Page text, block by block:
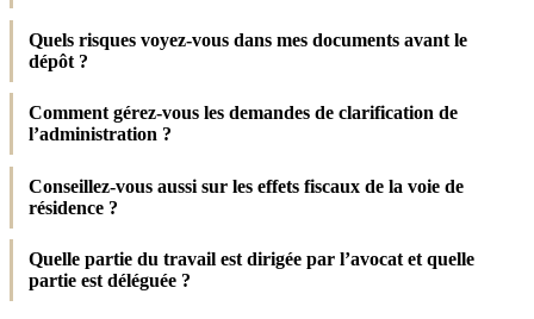
Quels risques voyez-vous dans mes documents avant le
dépôt ?
Comment gérez-vous les demandes de clarification de
l’administration ?
Conseillez-vous aussi sur les effets fiscaux de la voie de
résidence ?
Quelle partie du travail est dirigée par l’avocat et quelle
partie est déléguée ?